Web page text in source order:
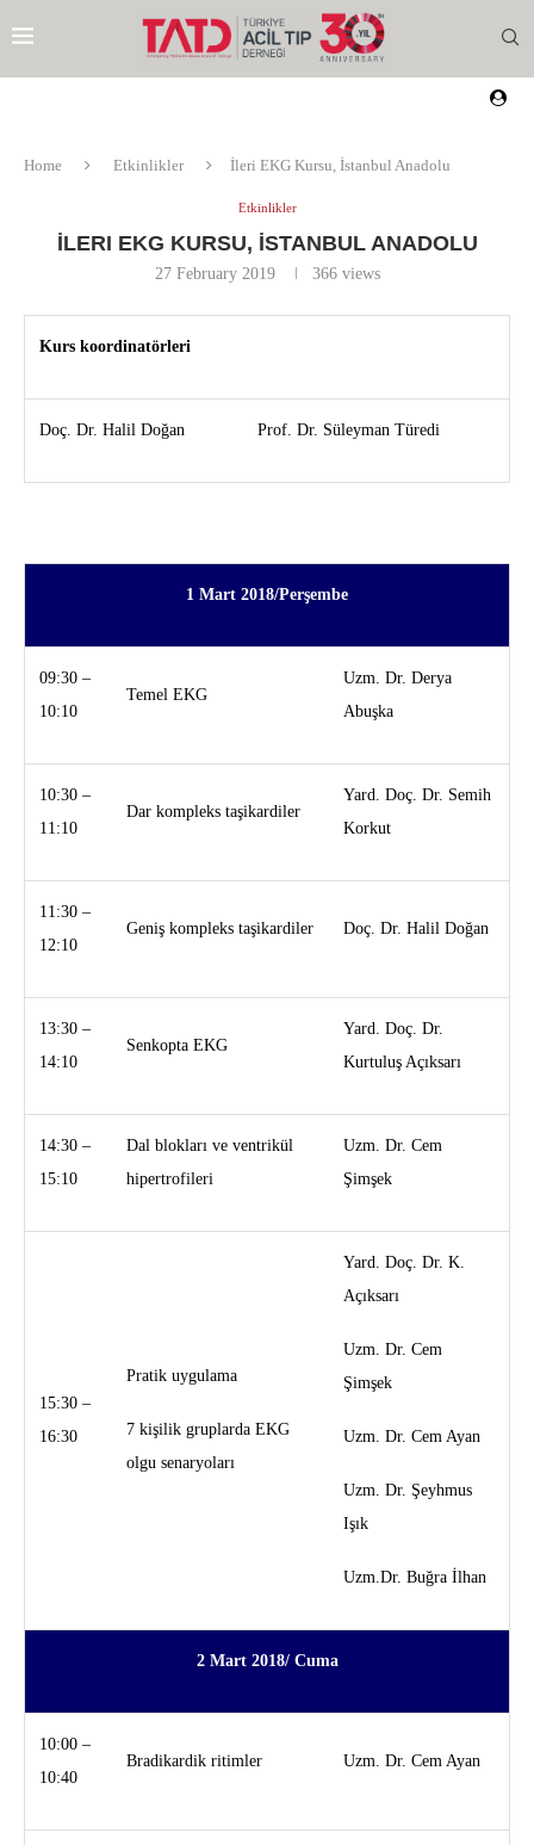
Home Etkinlikler İleri EKG Kursu, İstanbul Anadolu
Etkinlikler
İLERI EKG KURSU, İSTANBUL ANADOLU
27 February 2019 366views
Kurs koordinatörleri
Doç. Dr. Halil Doğan Prof. Dr. Süleyman Türedi
1 Mart 2018/Perşembe
09:30 –
10:10
Temel EKG
Uzm. Dr. Derya
Abuşka
10:30 –
11:10
Dar kompleks taşikardiler
Yard. Doç. Dr. Semih
Korkut
11:30 –
12:10
Geniş kompleks taşikardiler Doç. Dr. Halil Doğan
13:30 –
14:10
Senkopta EKG
Yard. Doç. Dr.
Kurtuluş Açıksarı
14:30 –
15:10
Dal blokları ve ventrikül
hipertrofileri
Uzm. Dr. Cem
Şimşek
15:30 –
16:30
Pratik uygulama
7 kişilik gruplarda EKG
olgu senaryoları
Yard. Doç. Dr. K.
Açıksarı
Uzm. Dr. Cem
Şimşek
Uzm. Dr. Cem Ayan
Uzm. Dr. Şeyhmus
Işık
Uzm.Dr. Buğra İlhan
2 Mart 2018/ Cuma
10:00 –
10:40
Bradikardik ritimler Uzm. Dr. Cem Ayan